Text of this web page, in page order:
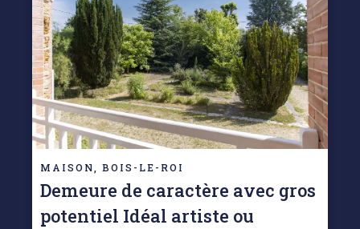
MAISON, BOIS-LE-ROI
Demeure de caractère avec gros
potentiel Idéal artiste ou